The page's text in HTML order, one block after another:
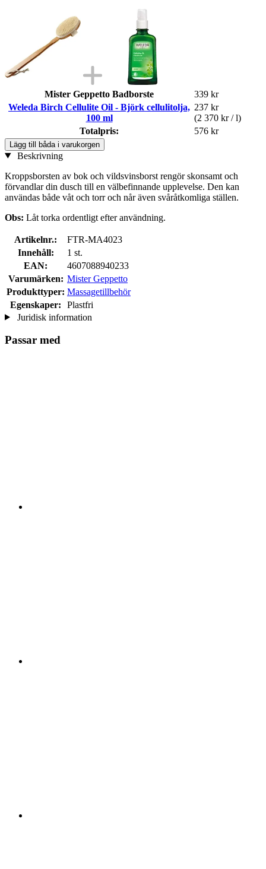
Mister Geppetto Badborste
339 kr
Weleda Birch Cellulite Oil - Björk cellulitolja,
100 ml
237 kr
(2 370 kr / l)
Totalpris:
576 kr
Lägg till båda i varukorgen
Beskrivning
Kroppsborsten av bok och vildsvinsborst rengör skonsamt och
förvandlar din dusch till en välbefinnande upplevelse. Den kan
användas både våt och torr och når även svåråtkomliga ställen.
Obs: Låt torka ordentligt efter användning.
Artikelnr.:
FTR-MA4023
Innehåll:
1 st.
EAN:
4607088940233
Varumärken: Mister Geppetto
Produkttyper: Massagetillbehör
Egenskaper:
Plastfri
Juridisk information
Passar med